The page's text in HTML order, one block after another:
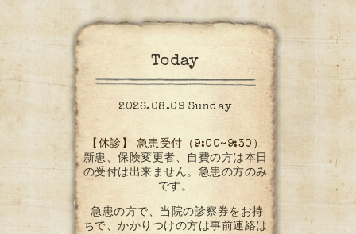
Today
2026.08.09 Sunday
【休診】 急患受付（9:00~9:30）
新患、保険変更者、自費の方は本日
の受付は出来ません。急患の方のみ
です。
急患の方で、当院の診察券をお持
ちで、かかりつけの方は事前連絡は